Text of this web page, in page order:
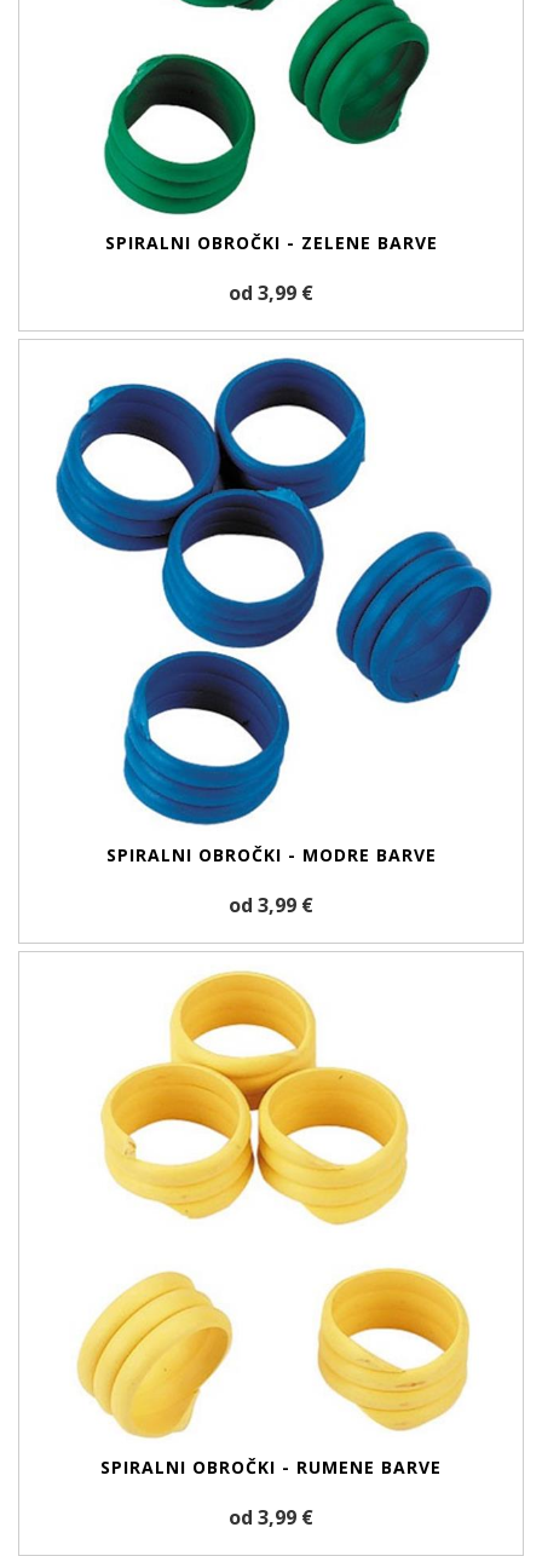
SPIRALNI OBROČKI - ZELENE BARVE
od 3,99 €
SPIRALNI OBROČKI - MODRE BARVE
od 3,99 €
SPIRALNI OBROČKI - RUMENE BARVE
od 3,99 €